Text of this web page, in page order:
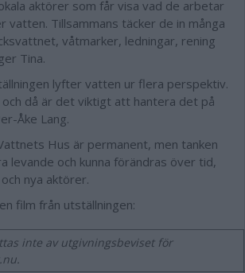
aktörer som får visa vad de arbetar
vatten. Tillsammans täcker de in många
våtmarker, ledningar, rening
Tina.
lyfter vatten ur flera perspektiv.
då är det viktigt att hantera det på
Åke Lang.
Hus är permanent, men tanken
levande och kunna förändras över tid,
nya aktörer.
film från utställningen:
inte av utgivningsbeviset för